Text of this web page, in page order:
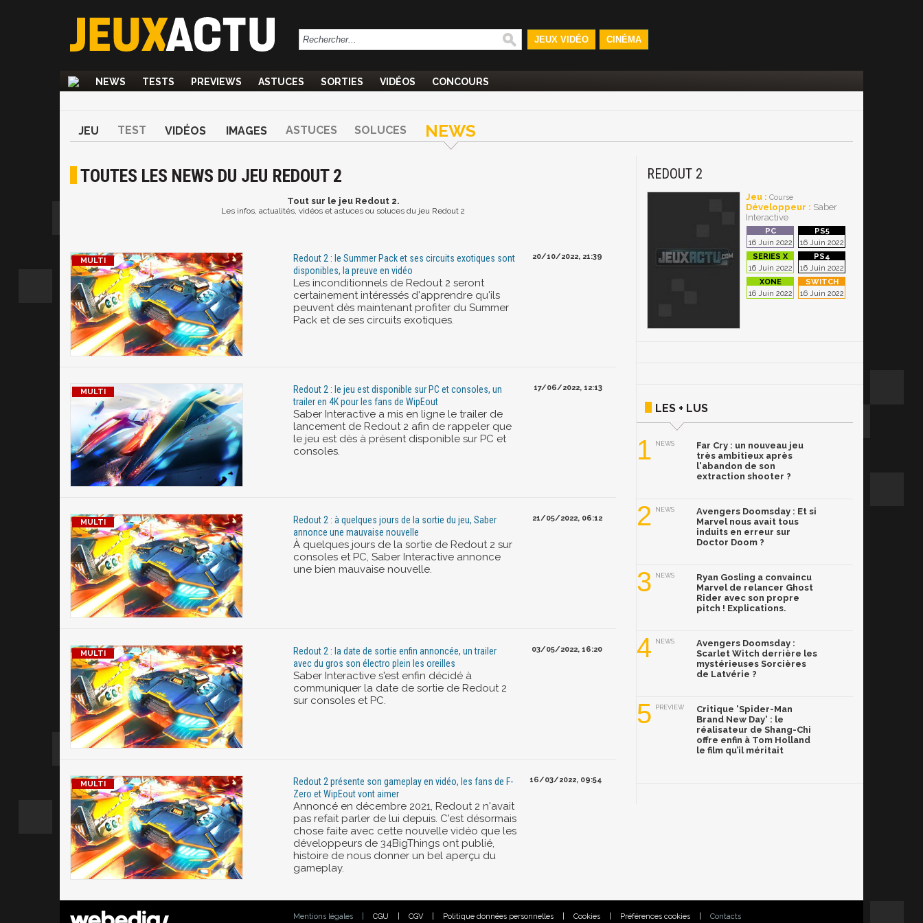
JEUX VIDÉO CINÉMA
NEWS TESTS PREVIEWS ASTUCES SORTIES VIDÉOS CONCOURS
JEU TEST VIDÉOS IMAGES ASTUCES SOLUCES NEWS
TOUTES LES NEWS DU JEU REDOUT 2
Toutsur le jeu Redout 2.
Les infos, actualités, vidéos et astuces ou soluces du jeu Redout 2
Redout 2 : le Summer Pack et ses circuits exotiques sont
disponibles, la preuve en vidéo
Les inconditionnels de Redout 2 seront
certainement intéressés d'apprendre qu'ils
peuvent dès maintenant profiter du Summer
Pack et de ses circuits exotiques.
20/10/2022, 21:39
Redout 2 : le jeu est disponible sur PC et consoles, un
trailer en 4K pour les fans de WipEout
Saber Interactive a mis en ligne le trailer de
lancement de Redout 2 afin de rappeler que
le jeu est dès à présent disponible sur PC et
consoles.
17/06/2022, 12:13
Redout 2 : à quelques jours de la sortie du jeu, Saber
annonce une mauvaise nouvelle
À quelques jours de la sortie de Redout 2 sur
consoles et PC, Saber Interactive annonce
une bien mauvaise nouvelle.
21/05/2022, 06:12
Redout 2 : la date de sortie enfin annoncée, un trailer
avec du gros son électro plein les oreilles
Saber Interactive s'est enfin décidé à
communiquer la date de sortie de Redout 2
sur consoles et PC.
03/05/2022, 16:20
Redout 2 présente son gameplay en vidéo, les fans de F-
Zero et WipEout vont aimer
Annoncé en décembre 2021, Redout 2 n'avait
pas refait parler de lui depuis. C'est désormais
chose faite avec cette nouvelle vidéo que les
développeurs de 34BigThings ont publié,
histoire de nous donner un bel aperçu du
gameplay.
16/03/2022, 09:54
REDOUT 2
Jeu : Course
Développeur : Saber
Interactive
16 Juin 2022 16 Juin 2022
16 Juin 2022 16 Juin 2022
16 Juin 2022 16 Juin 2022
LES + LUS
1 NEWS
Far Cry : un nouveau jeu
très ambitieux après
l'abandon de son
extraction shooter ?
2 NEWS
Avengers Doomsday : Et si
Marvel nous avait tous
induits en erreur sur
Doctor Doom ?
3 NEWS
Ryan Gosling a convaincu
Marvel de relancer Ghost
Rider avec son propre
pitch ! Explications.
4 NEWS
Avengers Doomsday :
Scarlet Witch derrière les
mystérieuses Sorcières
de Latvérie ?
5 PREVIEW
Critique 'Spider-Man
Brand New Day' : le
réalisateur de Shang-Chi
offre enfin à Tom Holland
le film qu’il méritait
Mentions légales CGU CGV Politique données personnelles Cookies Préférences cookies Contacts